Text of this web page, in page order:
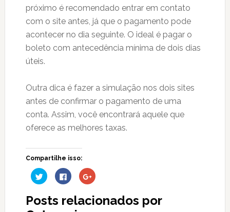
próximo é recomendado entrar em contato
com o site antes, já que o pagamento pode
acontecer no dia seguinte. O ideal é pagar o
boleto com antecedência mínima de dois dias
úteis.
Outra dica é fazer a simulação nos dois sites
antes de confirmar o pagamento de uma
conta. Assim, você encontrará aquele que
oferece as melhores taxas.
Compartilhe isso:
Clique
para
compartilhar
Twitter(abre
em
Clique
para
compartilhar
Facebook(abre
em
Compartilhe
no
em
nova
Posts relacionados por